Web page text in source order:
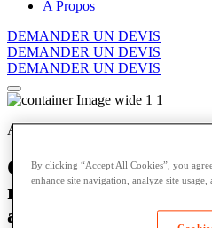
A Propos
DEMANDER UN DEVIS
DEMANDER UN DEVIS
DEMANDER UN DEVIS
Actualités
Quadient poursuit
réseau européen de
automatiques avec un
By clicking “Accept All Cookies”, you
enhance site navigation, analyze site